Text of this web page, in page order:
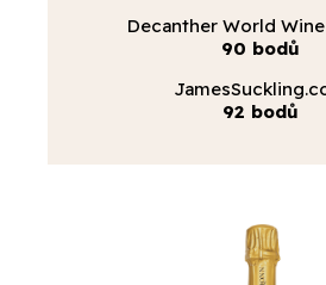
Decanther World
90 bodů
92 bodů